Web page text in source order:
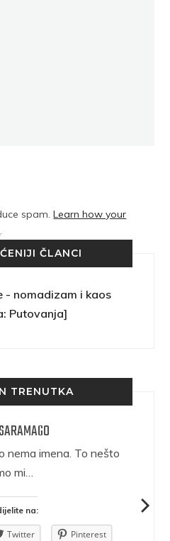
spam.Learn how your
.
ČLANCI
- nomadizam i kaos
Putovanja]
TRENUTKA
nema imena. To nešto
mi…
na:
Twitter
Pinterest